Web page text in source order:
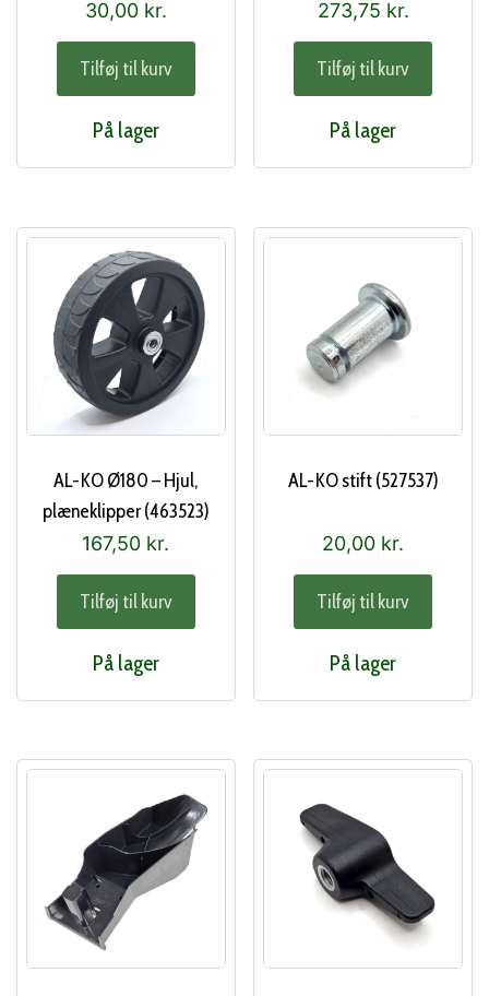
30,00 kr.
Tilføj til kurv
På lager
273,75 kr.
Tilføj til kurv
På lager
AL-KO Ø180 – Hjul,
plæneklipper (463523)
167,50 kr.
Tilføj til kurv
På lager
AL-KO stift (527537)
20,00 kr.
Tilføj til kurv
På lager